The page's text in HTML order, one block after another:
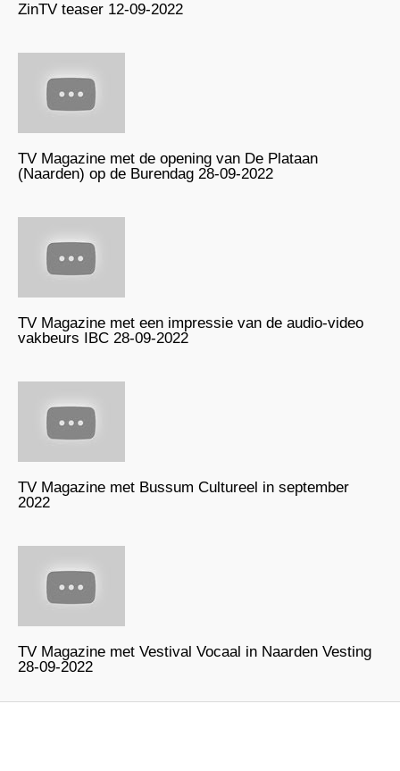
ZinTV teaser 12-09-2022
TV Magazine met de opening van De Plataan
(Naarden) op de Burendag 28-09-2022
TV Magazine met een impressie van de audio-video
vakbeurs IBC 28-09-2022
TV Magazine met Bussum Cultureel in september
2022
TV Magazine met Vestival Vocaal in Naarden Vesting
28-09-2022